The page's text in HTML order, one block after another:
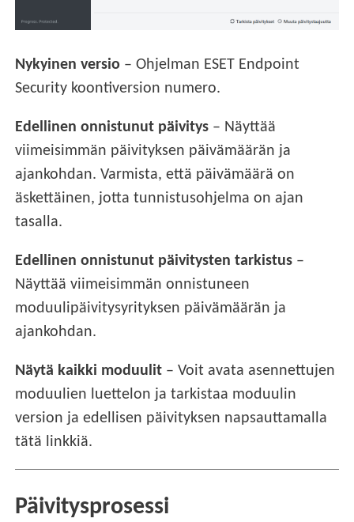
Nykyinen versio – Ohjelman ESET Endpoint
Security koontiversion numero.
Edellinen onnistunut päivitys – Näyttää
viimeisimmän päivityksen päivämäärän ja
ajankohdan. Varmista, että päivämäärä on
äskettäinen, jotta tunnistusohjelma on ajan
tasalla.
Edellinen onnistunut päivitysten tarkistus –
Näyttää viimeisimmän onnistuneen
moduulipäivitysyrityksen päivämäärän ja
ajankohdan.
Näytä kaikki moduulit – Voit avata asennettujen
moduulien luettelon ja tarkistaa moduulin
version ja edellisen päivityksen napsauttamalla
tätä linkkiä.
Päivitysprosessi